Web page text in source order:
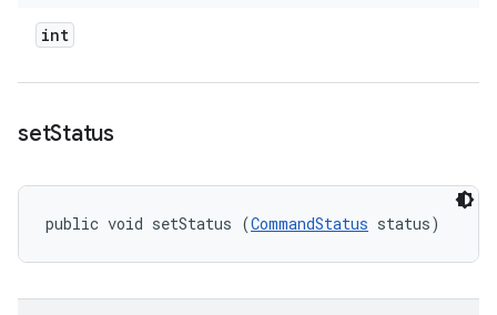
int
setStatus
public void setStatus (CommandStatus status)